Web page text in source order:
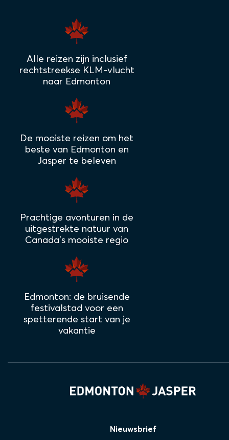
Alle reizen zijn inclusief
rechtstreekse KLM-vlucht
naar Edmonton
De mooiste reizen om het
beste van Edmonton en
Jasper te beleven
Prachtige avonturen in de
uitgestrekte natuur van
Canada's mooiste regio
Edmonton: de bruisende
festivalstad voor een
spetterende start van je
vakantie
Nieuwsbrief